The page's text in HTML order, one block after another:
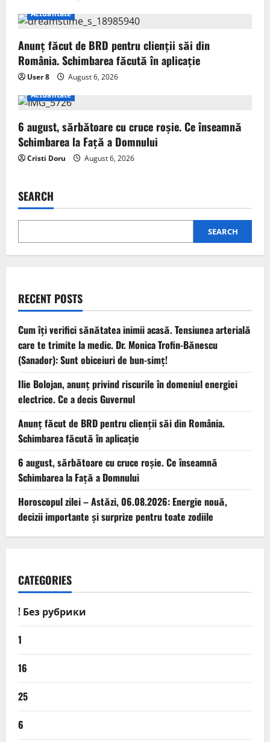
Actualitate
Anunț făcut de BRD pentru clienții săi din
România. Schimbarea făcută în aplicație
User 8
August 6, 2026
Actualitate
6 august, sărbătoare cu cruce roșie. Ce înseamnă
Schimbarea la Față a Domnului
Cristi Doru August 6, 2026
SEARCH
SEARCH
RECENT POSTS
Cum îți verifici sănătatea inimii acasă. Tensiunea arterială
care te trimite la medic. Dr. Monica Trofin-Bănescu
(Sanador): Sunt obiceiuri de bun-simț!
Ilie Bolojan, anunț privind riscurile în domeniul energiei
electrice. Ce a decis Guvernul
Anunț făcut de BRD pentru clienții săi din România.
Schimbarea făcută în aplicație
6 august, sărbătoare cu cruce roșie. Ce înseamnă
Schimbarea la Față a Domnului
Horoscopul zilei – Astăzi, 06.08.2026: Energie nouă,
decizii importante și surprize pentru toate zodiile
CATEGORIES
! Без рубрики
1
16
25
6